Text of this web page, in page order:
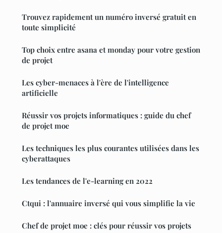
Trouvez rapidement un numéro inversé gratuit en
toute simplicité
Top choix entre asana et monday pour votre gestion
de projet
Les cyber-menaces à l'ère de l'intelligence
artificielle
Réussir vos projets informatiques : guide du chef
de projet moe
Les techniques les plus courantes utilisées dans les
cyberattaques
Les tendances de l'e-learning en 2022
Ctqui : l'annuaire inversé qui vous simplifie la vie
Chef de projet moe : clés pour réussir vos projets